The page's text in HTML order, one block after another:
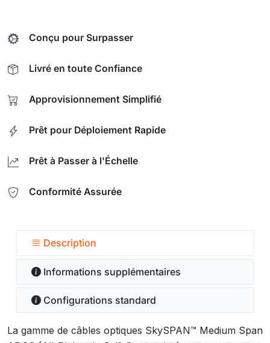
Conçu pour Surpasser
Livré en toute Confiance
Approvisionnement Simplifié
Prêt pour Déploiement Rapide
Prêt à Passer à l'Échelle
Conformité Assurée
Description
Informations supplémentaires
Configurations standard
La gamme de câbles optiques SkySPAN™ Medium Span